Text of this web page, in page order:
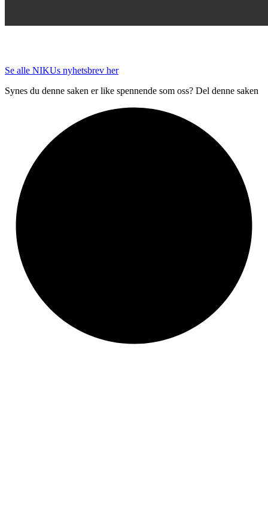
Se alle NIKUs nyhetsbrev her
Synes du denne saken er like spennende som oss? Del denne saken